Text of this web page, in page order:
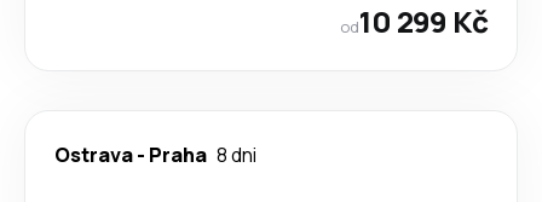
od10 299 Kč
Ostrava- Praha 8 dni